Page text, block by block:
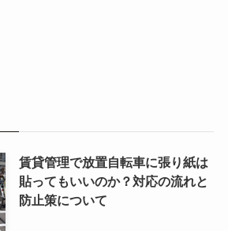
賃貸管理で放置自転車に張り紙は
貼ってもいいのか？対応の流れと
防止策について